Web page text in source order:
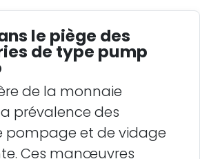
le piège des
de type pump
de la monnaie
prévalence des
pompage et de vidage
Ces manœuvres